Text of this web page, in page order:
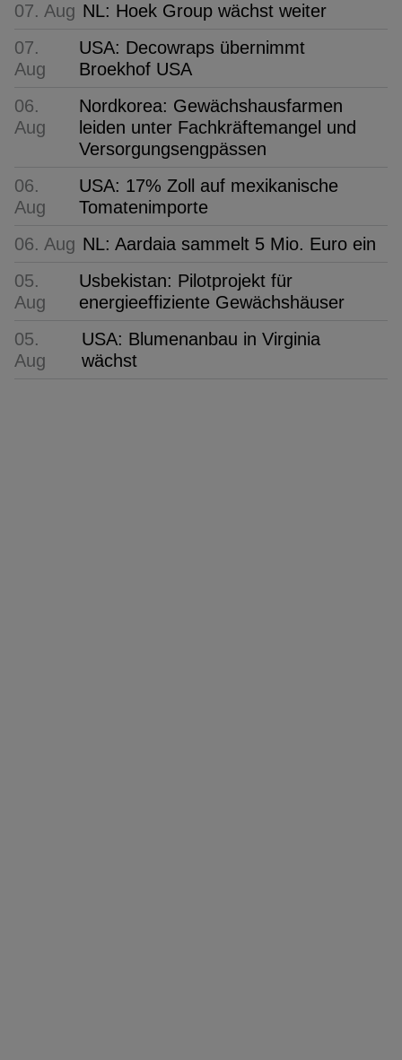
07. Aug NL: Hoek Group wächst weiter
07.
Aug
USA: Decowraps übernimmt
Broekhof USA
06.
Aug
Nordkorea: Gewächshausfarmen
leiden unter Fachkräftemangel und
Versorgungsengpässen
06.
Aug
USA: 17% Zoll auf mexikanische
Tomatenimporte
06. Aug NL: Aardaia sammelt 5 Mio. Euro ein
05.
Aug
Usbekistan: Pilotprojekt für
energieeffiziente Gewächshäuser
05.
Aug
USA: Blumenanbau in Virginia
wächst